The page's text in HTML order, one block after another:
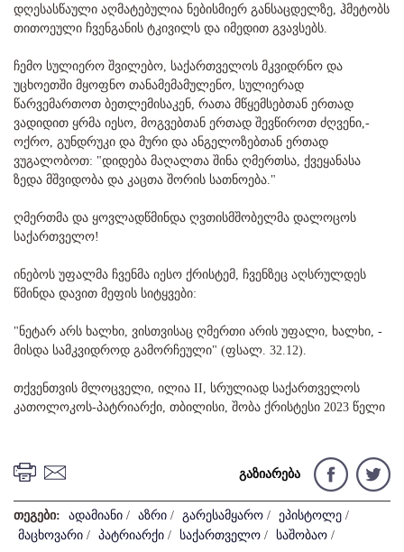
დღესასწაული აღმატებულია ნებისმიერ განსაცდელზე, ჰმეტობს
თითოეული ჩვენგანის ტკივილს და იმედით გვავსებს.
ჩემო სულიერო შვილებო, საქართველოს მკვიდრნო და
უცხოეთში მყოფნო თანამემამულენო, სულიერად
წარვემართოთ ბეთლემისაკენ, რათა მწყემსებთან ერთად
ვადიდით ყრმა იესო, მოგვებთან ერთად შევწიროთ ძღვენი,-
ოქრო, გუნდრუკი და მური და ანგელოზებთან ერთად
ვუგალობოთ: "დიდება მაღალთა შინა ღმერთსა, ქვეყანასა
ზედა მშვიდობა და კაცთა შორის სათნოება."
ღმერთმა და ყოვლადწმინდა ღვთისმშობელმა დალოცოს
საქართველო!
ინებოს უფალმა ჩვენმა იესო ქრისტემ, ჩვენზეც აღსრულდეს
წმინდა დავით მეფის სიტყვები:
"ნეტარ არს ხალხი, ვისთვისაც ღმერთი არის უფალი, ხალხი, -
მისდა სამკვიდროდ გამორჩეული" (ფსალ. 32.12).
თქვენთვის მლოცველი, ილია II, სრულიად საქართველოს
კათოლოკოს-პატრიარქი, თბილისი, შობა ქრისტესი 2023 წელი
გაზიარება
თეგები: ადამიანი / აზრი / გარესამყარო / ეპისტოლე /
მაცხოვარი / პატრიარქი / საქართველო / საშობაო /